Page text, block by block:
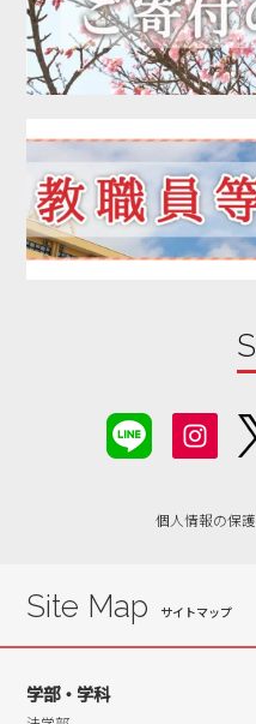
2020年03月
2020年01月
2019年12月
2019年11月
2019年10月
2019年09月
2019年08月
2019年03月
個人情報の保
Site Map
学部・学科